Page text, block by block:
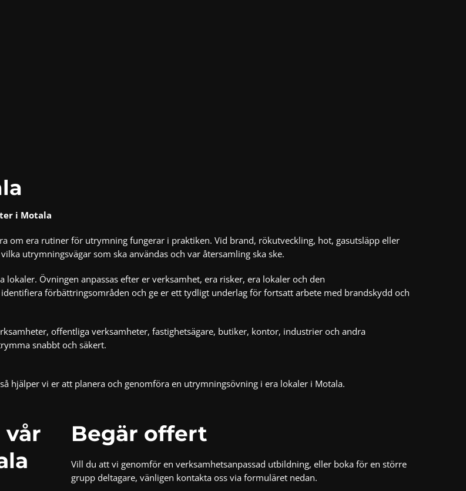
i Motala
om era rutiner för utrymning fungerar i praktiken. Vid brand, rökutveckling, hot, gasutsläpp eller
utrymningsvägar som ska användas och var återsamling ska ske.
Övningen anpassas efter er verksamhet, era risker, era lokaler och den
förbättringsområden och ge er ett tydligt underlag för fortsatt arbete med brandskydd och
offentliga verksamheter, fastighetsägare, butiker, kontor, industrier och andra
snabbt och säkert.
hjälper vi er att planera och genomföra en utrymningsövning i era lokaler i Motala.
Begär offert
Vill du att vi genomför en verksamhetsanpassad utbildning, eller boka för en större
grupp deltagare, vänligen kontakta oss via formuläret nedan.